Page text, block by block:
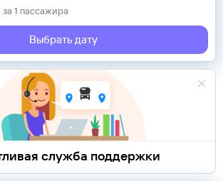
за 1 пассажира
Выбрать дату
служба поддержки